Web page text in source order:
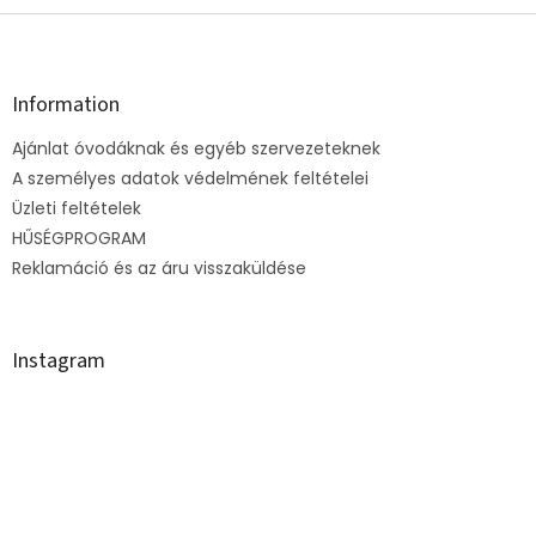
L
Information
Ajánlat óvodáknak és egyéb szervezeteknek
A személyes adatok védelmének feltételei
Üzleti feltételek
HŰSÉGPROGRAM
Reklamáció és az áru visszaküldése
Instagram